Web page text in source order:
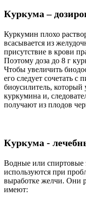
Куркума –
Куркумин плохо
всасывается из
присутствие в крови
Поэтому доза до 8 г
Чтобы увеличить
его следует сочетать
биоусилитель, который
куркумина и,
получают из плодов
Куркума -
Водные или спиртовые
используются при
выработке желчи. Они
имеют: